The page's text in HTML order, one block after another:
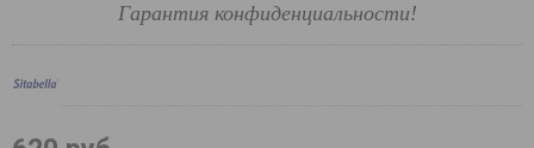
Гарантия конфиденциальности!